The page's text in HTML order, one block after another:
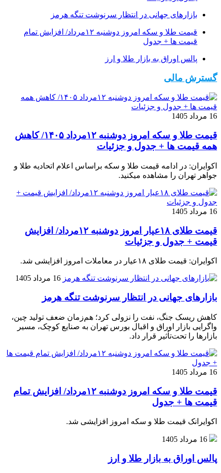
بازارهای جهانی در انتظار سرنوشت تنگه هرمز
قیمت طلا و سکه امروز دوشنبه ۱۲مرداد/ افزایش تمام
قیمت ها + جدول
پالس اوراق به بازار طلا و ارز
گسترش مالی
16 مرداد 1405
قیمت طلا و سکه امروز دوشنبه ۱۲مرداد ۱۴۰۵/ کاهش
همه قیمت ها + جدول و جزئیات
اکوایران: در ادامه قیمت طلا و سکه براساس اعلام اتحادیه طلا و
جواهر تهران را مشاهده میکنید.
16 مرداد 1405
قیمت طلای ۱۸عیار امروز دوشنبه ۱۲مرداد/ افزایش
قیمت + جدول و جزئیات
اکوایران: قیمت طلای ۱۸عیار در معاملات امروز افزایشی شد.
16 مرداد 1405
بازارهای جهانی در انتظار سرنوشت تنگه هرمز
کاهش ریسک جنگ، نفت را نزولی کرد؛ هم‌زمان ضعف تولید چین،
واگرایی بازار اوراق و اقبال بورس تهران به صنایع کوچک، مسیر
بازارها را تحت‌تأثیر قرار داد.
16 مرداد 1405
قیمت طلا و سکه امروز دوشنبه ۱۲مرداد/ افزایش تمام
قیمت ها + جدول
اکوایرانک قیمت طلا و سکه امروز افزایشی شد.
16 مرداد 1405
پالس اوراق به بازار طلا و ارز